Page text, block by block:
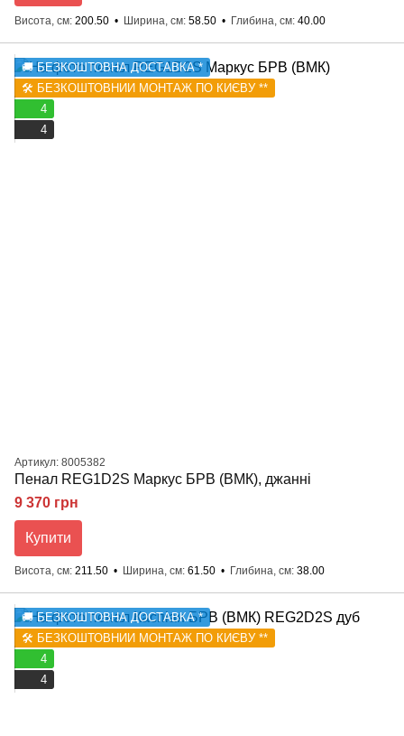
Висота, см 200.50 Ширина, см 58.50 Глибина, см 40.00
🚚 БЕЗКОШТОВНА ДОСТАВКА *
🛠️ БЕЗКОШТОВНИЙ МОНТАЖ ПО КИЄВУ **
4
4
Артикул: 8005382
Пенал REG1D2S Маркус БРВ (ВМК), джанні
9 370 грн
Купити
Висота, см 211.50 Ширина, см 61.50 Глибина, см 38.00
🚚 БЕЗКОШТОВНА ДОСТАВКА *
🛠️ БЕЗКОШТОВНИЙ МОНТАЖ ПО КИЄВУ **
4
4